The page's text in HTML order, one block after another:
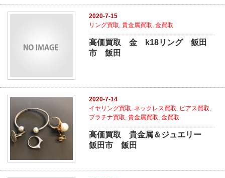
2020-7-15
リング買取,貴金属買取,金買取
高価買取 金 k18リング 飯田
市 飯田
2020-7-14
イヤリング買取, ネックレス買取, ピアス買取,
プラチナ買取,貴金属買取,金買取
高価買取 貴金属＆ジュエリー
飯田市 飯田